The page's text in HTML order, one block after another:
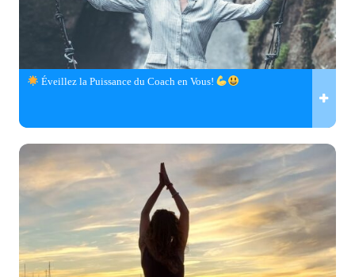
Éveillez la Puissance du Coach en Vous!